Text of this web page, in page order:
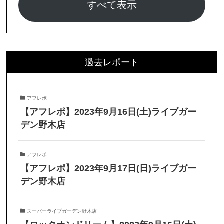
すべて表示
過去レポート
アフレポ
【アフレポ】2023年9月16日(土)ライブガー
デン野木店
アフレポ
【アフレポ】2023年9月17日(日)ライブガー
デン野木店
スーパーライブガーデン野木店